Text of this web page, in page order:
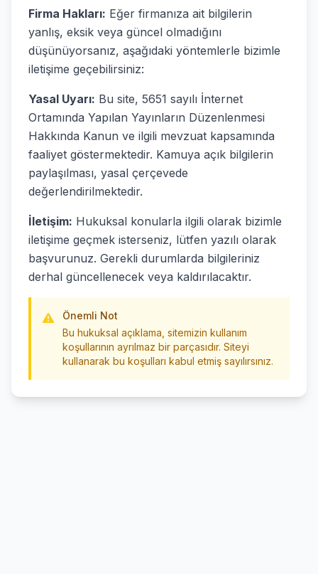
Firma Hakları: Eğer firmanıza ait bilgilerin
yanlış, eksik veya güncel olmadığını
düşünüyorsanız, aşağıdaki yöntemlerle bizimle
iletişime geçebilirsiniz:
Yasal Uyarı: Bu site, 5651 sayılı İnternet
Ortamında Yapılan Yayınların Düzenlenmesi
Hakkında Kanun ve ilgili mevzuat kapsamında
faaliyet göstermektedir. Kamuya açık bilgilerin
paylaşılması, yasal çerçevede
değerlendirilmektedir.
İletişim: Hukuksal konularla ilgili olarak bizimle
iletişime geçmek isterseniz, lütfen yazılı olarak
başvurunuz. Gerekli durumlarda bilgileriniz
derhal güncellenecek veya kaldırılacaktır.
Önemli Not
Bu hukuksal açıklama, sitemizin kullanım
koşullarının ayrılmaz bir parçasıdır. Siteyi
kullanarak bu koşulları kabul etmiş sayılırsınız.